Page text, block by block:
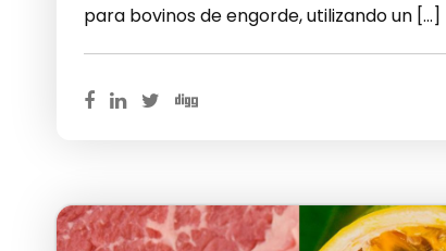
para bovinos de engorde, utilizando un […]